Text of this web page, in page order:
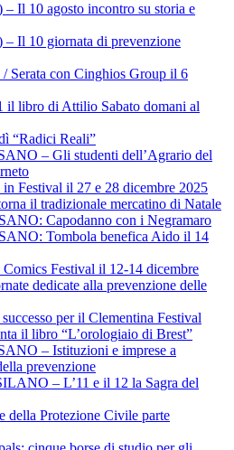
Il 10 agosto incontro su storia e
Il 10 giornata di prevenzione
Serata con Cinghios Group il 6
libro di Attilio Sabato domani al
“Radici Reali”
– Gli studenti dell’Agrario del
Festival il 27 e 28 dicembre 2025
il tradizionale mercatino di Natale
Capodanno con i Negramaro
Tombola benefica Aido il 14
Festival il 12-14 dicembre
dedicate alla prevenzione delle
per il Clementina Festival
il libro “L’orologiaio di Brest”
– Istituzioni e imprese a
prevenzione
– L’11 e il 12 la Sagra del
della Protezione Civile parte